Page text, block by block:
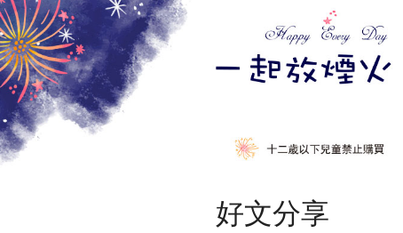
好文分享